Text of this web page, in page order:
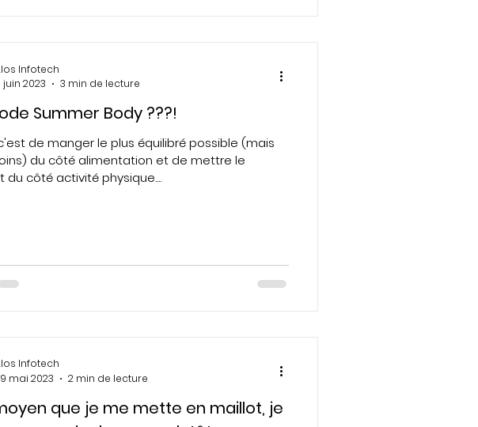
Summer Body ???!
de manger le plus équilibré possible (mais
du côté alimentation et de mettre le
du côté activité physique....
Infotech
juin 2023
3 min de lecture
que je me mette en maillot, je
Infotech
mai 2023
2 min de lecture